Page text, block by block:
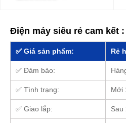
Điện máy siêu rẻ cam kết :
✅ Giá sản phẩm: Rẻ
✅ Đảm bảo:
✅ Tình trạng: Mới
✅ Giao lắp: Sau